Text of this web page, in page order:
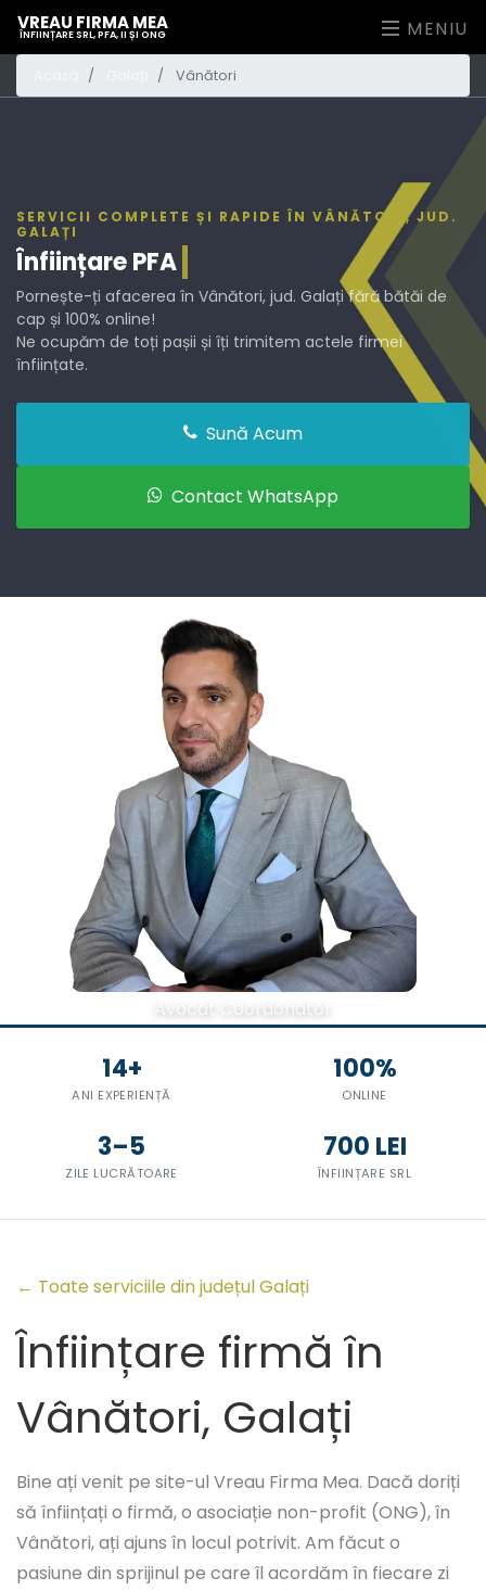
VREAU FIRMA MEA
ÎNFIINȚARE SRL, PFA, II ȘI ONG MENIU
Vânători
SERVICII COMPLETE ȘI RAPIDE ÎN VÂNĂTORI, JUD.
GALAȚI
ÎnființarePFA
Pornește-ți afacerea în Vânători, jud. Galați fără bătăi de
cap și 100% online!
Ne ocupăm de toți pașii și îți trimitem actele firmei
înființate.
Sună Acum
Contact WhatsApp
Avocat Coordonator
14+
ANI EXPERIENȚĂ
100%
ONLINE
3–5
ZILE LUCRĂTOARE
700 LEI
ÎNFIINȚARE SRL
← Toate serviciile din județul Galați
Înființare firmă în
Vânători, Galați
Bine ați venit pe site-ul Vreau Firma Mea. Dacă doriți
să înființați o firmă, o asociație non-profit (ONG), în
Vânători, ați ajuns în locul potrivit. Am făcut o
pasiune din sprijinul pe care îl acordăm în fiecare zi